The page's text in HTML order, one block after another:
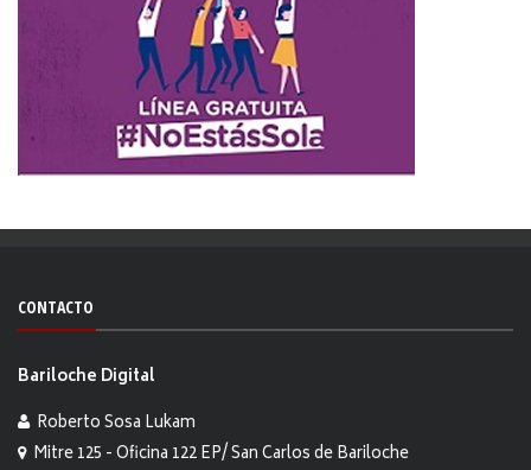
CONTACTO
Bariloche Digital
Roberto Sosa Lukam
Mitre 125 - Oficina 122 EP/ San Carlos de Bariloche